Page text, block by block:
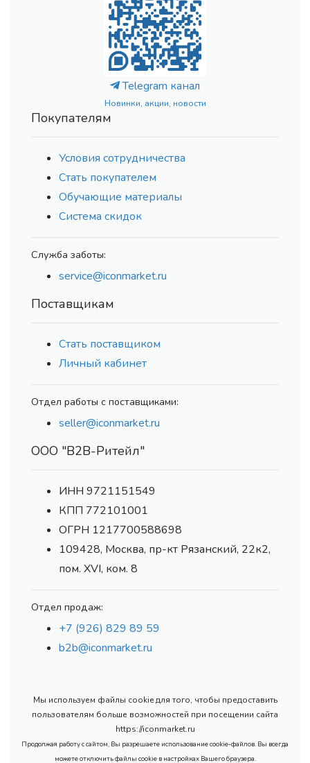
Telegram канал
Новинки, акции, новости
Покупателям
Условия сотрудничества
Стать покупателем
Обучающие материалы
Система скидок
Служба заботы:
service@iconmarket.ru
Поставщикам
Стать поставщиком
Личный кабинет
Отдел работы с поставщиками:
seller@iconmarket.ru
ООО "В2В-Ритейл"
ИНН 9721151549
КПП 772101001
ОГРН 1217700588698
109428, Москва, пр-кт Рязанский, 22к2,
пом. XVI, ком. 8
Отдел продаж:
+7 (926) 829 89 59
b2b@iconmarket.ru
Мы используем файлы cookie для того, чтобы предоставить
пользователям больше возможностей при посещении сайта
https://iconmarket.ru
Продолжая работу с сайтом, Вы разрешаете использование cookie-файлов. Вы всегда
можете отключить файлы cookie в настройках Вашего браузера.